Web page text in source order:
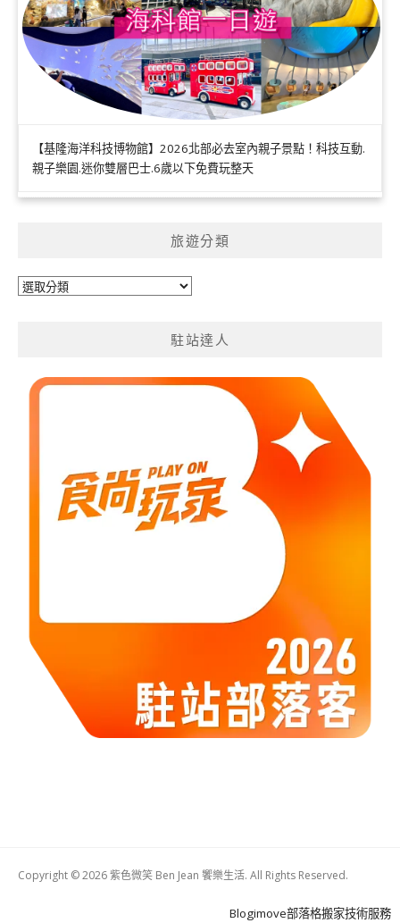
【基隆海洋科技博物館】2026北部必去室內親子景點！科技互動.
親子樂園.迷你雙層巴士.6歲以下免費玩整天
旅遊分類
旅
駐站達人
Copyright © 2026 紫色微笑 Ben Jean 饗樂生活. All Rights Reserved.
Blogimove部落格搬家技術服務